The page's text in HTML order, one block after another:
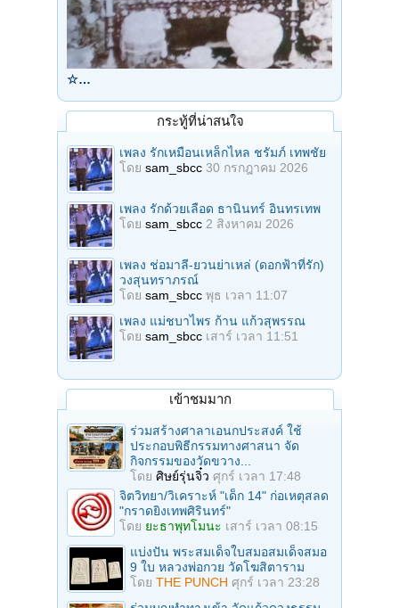
☆…
กระทู้ที่น่าสนใจ
เพลง รักเหมือนเหล็กไหล ชรัมภ์ เทพชัย
โดย sam_sbcc 30 กรกฎาคม 2026
เพลง รักด้วยเลือด ธานินทร์ อินทรเทพ
โดย sam_sbcc 2 สิงหาคม 2026
เพลง ช่อมาลี-ยวนย่าเหล่ (ดอกฟ้าที่รัก)
วงสุนทราภรณ์
โดย sam_sbcc พุธ เวลา 11:07
เพลง แม่ชบาไพร ก้าน แก้วสุพรรณ
โดย sam_sbcc เสาร์ เวลา 11:51
เข้าชมมาก
ร่วมสร้างศาลาเอนกประสงค์ ใช้
ประกอบพิธีกรรมทางศาสนา จัด
กิจกรรมของวัดขวาง...
โดย ศิษย์รุ่นจิ๋ว ศุกร์ เวลา 17:48
จิตวิทยา/วิเคราะห์ "เด็ก 14" ก่อเหตุสลด
"กราดยิงเทพศิรินทร์"
โดย ยะธาพุทโมนะ เสาร์ เวลา 08:15
แบ่งปัน พระสมเด็จใบสมอสมเด็จสมอ
9 ใบ หลวงพ่อกวย วัดโฆสิตาราม
โดย THE PUNCH ศุกร์ เวลา 23:28